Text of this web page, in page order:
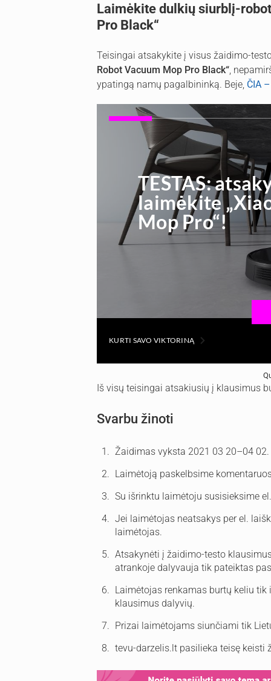
Laimėkite dulkių siurblį-
Pro Black“
Teisingai atsakykite į visus žaidimo-
Robot Vacuum Mop Pro Black“ ,
ypatingą namų pagalbininką. Beje, ČIA
Iš visų teisingai atsakiusių į klausimus
Svarbu žinoti
Žaidimas vyksta 2021 03 20–04 02.
Laimėtoją paskelbsime
Su išrinktu laimėtoju susisieksime
Jei laimėtojas neatsakys per el.
laimėtojas.
Atsakynėti į žaidimo-testo
atrankoje dalyvauja tik pateiktas
Laimėtojas renkamas burtų keliu
klausimus dalyvių.
Prizai laimėtojams siunčiami tik
tevu-darzelis.lt pasilieka teisę keisti